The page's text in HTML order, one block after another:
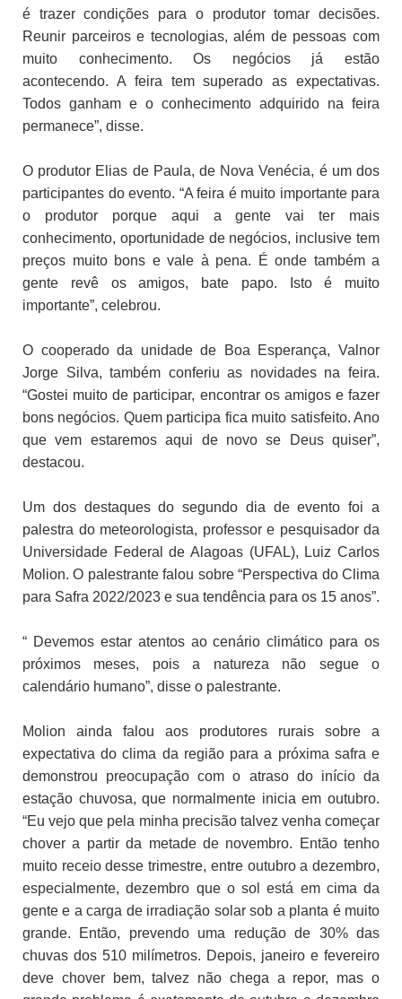
é trazer condições para o produtor tomar decisões.
Reunir parceiros e tecnologias, além de pessoas com
muito conhecimento. Os negócios já estão
acontecendo. A feira tem superado as expectativas.
Todos ganham e o conhecimento adquirido na feira
permanece”, disse.
O produtor Elias de Paula, de Nova Venécia, é um dos
participantes do evento. “A feira é muito importante para
o produtor porque aqui a gente vai ter mais
conhecimento, oportunidade de negócios, inclusive tem
preços muito bons e vale à pena. É onde também a
gente revê os amigos, bate papo. Isto é muito
importante”, celebrou.
O cooperado da unidade de Boa Esperança, Valnor
Jorge Silva, também conferiu as novidades na feira.
“Gostei muito de participar, encontrar os amigos e fazer
bons negócios. Quem participa fica muito satisfeito. Ano
que vem estaremos aqui de novo se Deus quiser”,
destacou.
Um dos destaques do segundo dia de evento foi a
palestra do meteorologista, professor e pesquisador da
Universidade Federal de Alagoas (UFAL), Luiz Carlos
Molion. O palestrante falou sobre “Perspectiva do Clima
para Safra 2022/2023 e sua tendência para os 15 anos”.
“ Devemos estar atentos ao cenário climático para os
próximos meses, pois a natureza não segue o
calendário humano”, disse o palestrante.
Molion ainda falou aos produtores rurais sobre a
expectativa do clima da região para a próxima safra e
demonstrou preocupação com o atraso do início da
estação chuvosa, que normalmente inicia em outubro.
“Eu vejo que pela minha precisão talvez venha começar
chover a partir da metade de novembro. Então tenho
muito receio desse trimestre, entre outubro a dezembro,
especialmente, dezembro que o sol está em cima da
gente e a carga de irradiação solar sob a planta é muito
grande. Então, prevendo uma redução de 30% das
chuvas dos 510 milímetros. Depois, janeiro e fevereiro
deve chover bem, talvez não chega a repor, mas o